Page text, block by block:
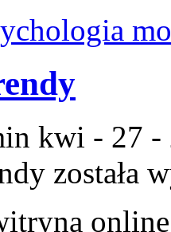
kwi - 27 -
została